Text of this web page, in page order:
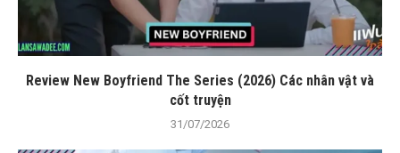
Review New Boyfriend The Series (2026) Các nhân vật và
cốt truyện
31/07/2026